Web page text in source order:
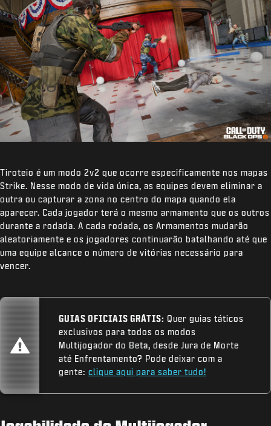
Tiroteio é um modo 2v2 que ocorre especificamente nos mapas
Strike. Nesse modo de vida única, as equipes devem eliminar a
outra ou capturar a zona no centro do mapa quando ela
aparecer. Cada jogador terá o mesmo armamento que os outros
durante a rodada. A cada rodada, os Armamentos mudarão
aleatoriamente e os jogadores continuarão batalhando até que
uma equipe alcance o número de vitórias necessário para
vencer.
GUIAS OFICIAIS GRÁTIS: Quer guias táticos
exclusivos para todos os modos
Multijogador do Beta, desde Jura de Morte
até Enfrentamento? Pode deixar com a
gente: clique aqui para saber tudo!